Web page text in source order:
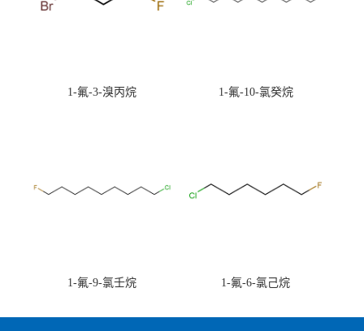
1-氟-3-溴丙烷 1-氟-10-氯癸烷
1-氟-9-氯壬烷 1-氟-6-氯己烷